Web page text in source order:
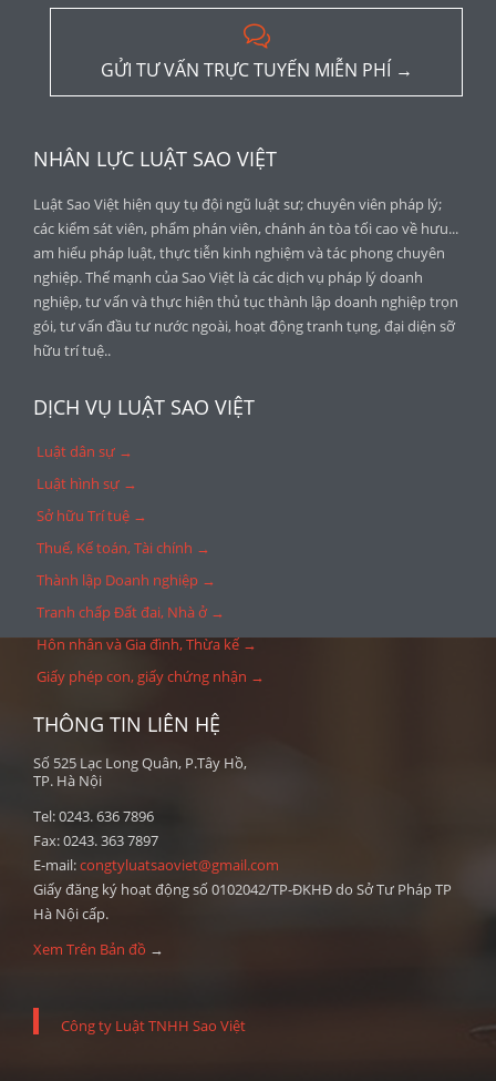

GỬI TƯ VẤN TRỰC TUYẾN MIỄN PHÍ →
NHÂN LỰC LUẬT SAO VIỆT
Luật Sao Việt hiện quy tụ đội ngũ luật sư; chuyên viên pháp lý;
các kiểm sát viên, phẩm phán viên, chánh án tòa tối cao về hưu...
am hiểu pháp luật, thực tiễn kinh nghiệm và tác phong chuyên
nghiệp. Thế mạnh của Sao Việt là các dịch vụ pháp lý doanh
nghiệp, tư vấn và thực hiện thủ tục thành lập doanh nghiệp trọn
gói, tư vấn đầu tư nước ngoài, hoạt động tranh tụng, đại diện sỡ
hữu trí tuệ..
DỊCH VỤ LUẬT SAO VIỆT
Luật dân sự →
Luật hình sự →
Sở hữu Trí tuệ →
Thuế, Kế toán, Tài chính →
Thành lập Doanh nghiệp →
Tranh chấp Đất đai, Nhà ở →
Hôn nhân và Gia đình, Thừa kế →
Giấy phép con, giấy chứng nhận →
THÔNG TIN LIÊN HỆ
Số 525 Lạc Long Quân, P.Tây Hồ,
TP. Hà Nội
Tel: 0243. 636 7896
Fax: 0243. 363 7897
E-mail:congtyluatsaoviet@gmail.com
Giấy đăng ký hoạt động số 0102042/TP-ĐKHĐ do Sở Tư Pháp TP
Hà Nội cấp.
Xem Trên Bản đồ →
Công ty Luật TNHH Sao Việt